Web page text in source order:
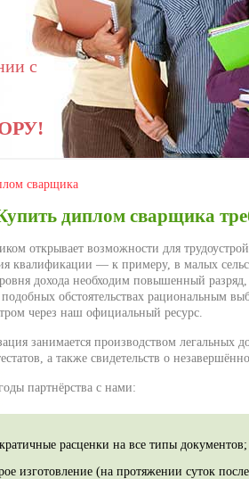
с
сварщика
диплом сварщика
открывает возможности для
квалификации — к примеру, в малых
дохода необходим повышенный
обстоятельствах рациональным
через наш официальный ресурс.
занимается производством легальных
а также свидетельств о
партнёрства с нами:
расценки на все типы документов;
изготовление (на протяжении суток